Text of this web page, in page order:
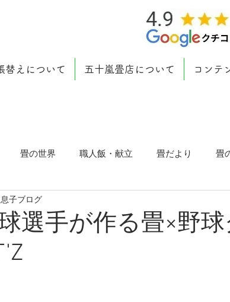
替えについて 五十嵐畳店について コンテ
畳の世界 職人飯・献立 畳だより 畳
選手が作る畳×野
子ブログ